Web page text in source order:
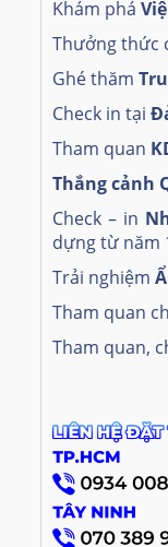
Khám phá
Thưởng thức
Ghé thăm
Check in tại
Tham quan
Thắng cảnh
Check – in
dựng từ năm
Trải nghiệm
Tham quan
Tham quan,